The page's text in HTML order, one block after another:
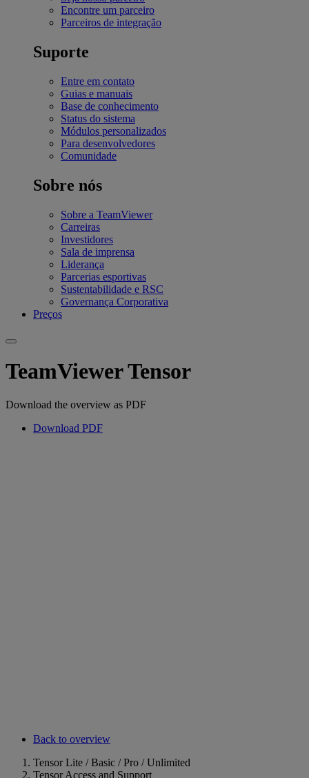
Encontre um parceiro
Parceiros de integração
Suporte
Entre em contato
Guias e manuais
Base de conhecimento
Status do sistema
Módulos personalizados
Para desenvolvedores
Comunidade
Sobre nós
Sobre a TeamViewer
Carreiras
Investidores
Sala de imprensa
Liderança
Parcerias esportivas
Sustentabilidade e RSC
Governança Corporativa
Preços
TeamViewer Tensor
Download the overview as PDF
Download PDF
Back to overview
Tensor Lite / Basic / Pro / Unlimited
Tensor Access and Support